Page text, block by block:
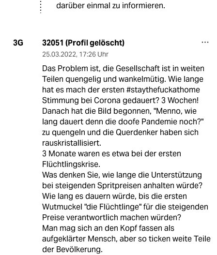
darüber einmal zu informieren.
3G 32051 (Profil gelöscht)
25.03.2022, 17:26 Uhr
Das Problem ist, die Gesellschaft ist in weiten
Teilen quengelig und wankelmütig. Wie lange
hat es mach der ersten #staythefuckathome
Stimmung bei Corona gedauert? 3 Wochen!
Danach hat die Bild begonnen, "Menno, wie
lang dauert denn die doofe Pandemie noch?"
zu quengeln und die Querdenker haben sich
rauskristallisiert.
3 Monate waren es etwa bei der ersten
Flüchtlingskrise.
Was denken Sie, wie lange die Unterstützung
bei steigenden Spritpreisen anhalten würde?
Wie lang es dauern würde, bis die ersten
Wutmuckel "die Flüchtlinge" für die steigenden
Preise verantwortlich machen würden?
Man mag sich an den Kopf fassen als
aufgeklärter Mensch, aber so ticken weite Teile
der Bevölkerung.